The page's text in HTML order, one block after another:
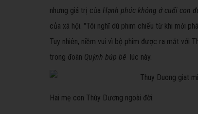
nhưng giá trị của Hạnh phúc không ở cuối con
của xã hội. "Tôi nghĩ dù phim chiếu từ khi mới
Tuy nhiên, niềm vui vì bộ phim được ra mắt với
trong đoàn Quỳnh búp bê lúc này.
Hai mẹ con Thùy Dương ngoài đời.